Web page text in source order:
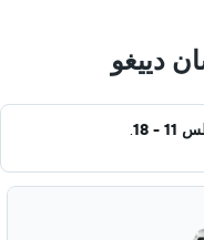
دييغو
- 18
.